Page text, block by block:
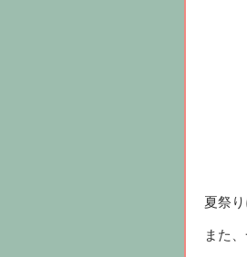
夏祭
また